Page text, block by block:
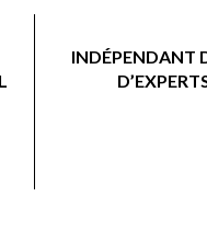
INDÉPENDANT